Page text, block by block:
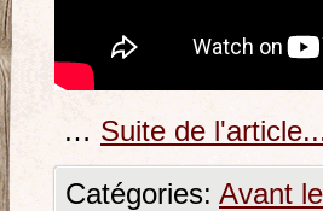
… Suite de
Catégories: Avant